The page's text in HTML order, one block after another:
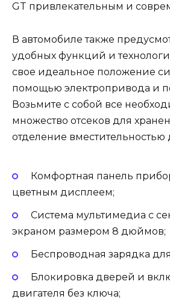
GT привлекательным и
В автомобиле также
удобных функций и
свое идеальное положение
помощью электропривода и
Возьмите с собой все
множество отсеков для
отделение вместительностью
Комфортная панель
цветным дисплеем;
Система мультимедиа с
экраном размером 8 дюймов;
Беспроводная зарядка
Блокировка дверей и
двигателя без ключа;